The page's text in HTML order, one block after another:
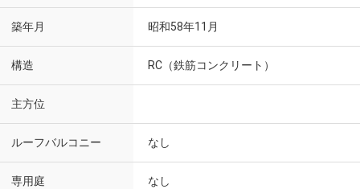
築年月 昭和58年11月
構造 RC（鉄筋コンクリート）
主方位
ルーフバルコニー なし
専用庭 なし